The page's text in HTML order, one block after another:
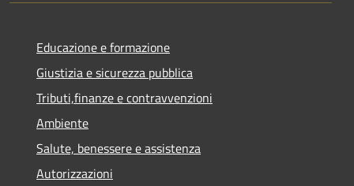
Educazione e formazione
Giustizia e sicurezza pubblica
Tributi,finanze e contravvenzioni
Ambiente
Salute, benessere e assistenza
Autorizzazioni